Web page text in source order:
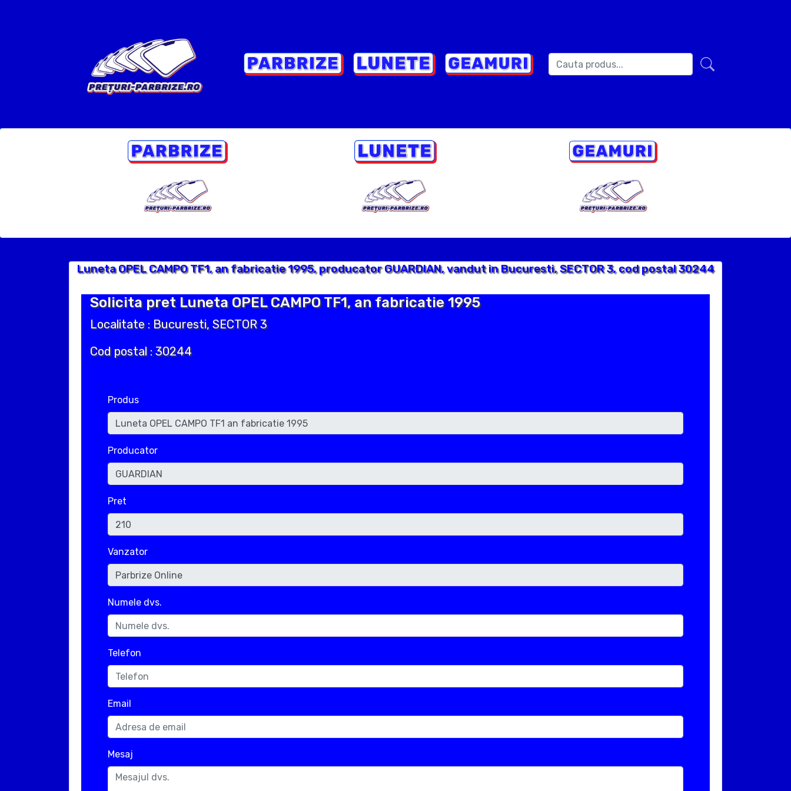
Luneta OPEL CAMPO TF1, an fabricatie 1995, producator GUARDIAN, vandut in Bucuresti, SECTOR 3, cod postal 30244
Solicita pret Luneta OPEL CAMPO TF1, an fabricatie 1995
Localitate : Bucuresti, SECTOR 3
Cod postal : 30244
Produs
Producator
Pret
Vanzator
Numele dvs.
Telefon
Email
Mesaj